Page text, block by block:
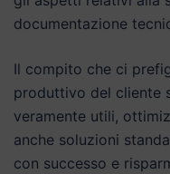
documentazione
Il compito che ci
produttivo del cliente
veramente utili,
anche soluzioni
con successo e